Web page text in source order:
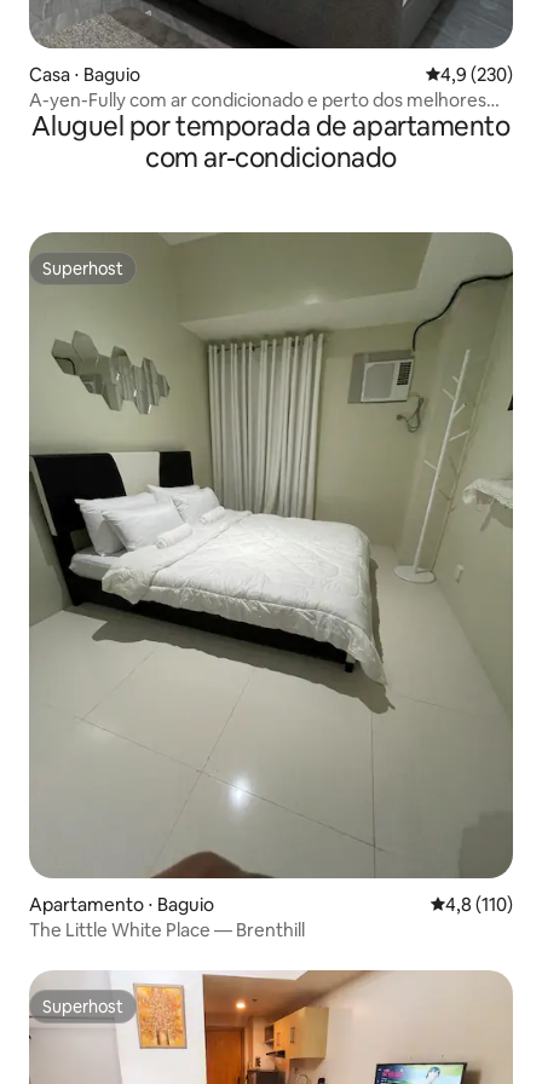
Casa ⋅ Baguio 4,9 de uma
4,9 (230)
A-yen-Fully com ar condicionado e perto dos melhores
lugares
Aluguel por temporada de apartamento
com ar-condicionado
Superhost
Superhost
Apartamento ⋅ Baguio 4,8 de uma
4,8 (110)
The Little White Place — Brenthill
Superhost
Superhost